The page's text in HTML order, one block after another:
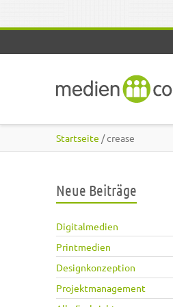
Startseite / crease
Neue Beiträge
Digitalmedien
Printmedien
Designkonzeption
Projektmanagement